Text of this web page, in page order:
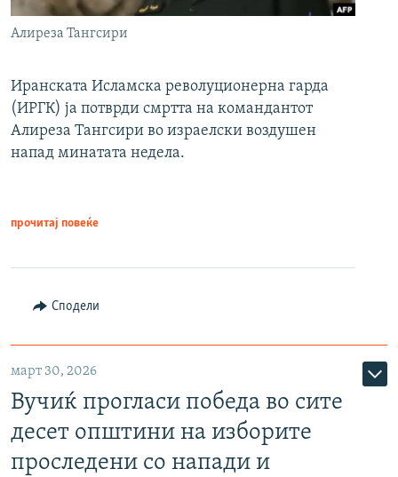
Алиреза Тангсири
Иранската Исламска револуционерна гарда
(ИРГК) ја потврди смртта на командантот
Алиреза Тангсири во израелски воздушен
напад минатата недела.
прочитај повеќе
Сподели
март 30, 2026
Вучиќ прогласи победа во сите
десет општини на изборите
проследени со напади и